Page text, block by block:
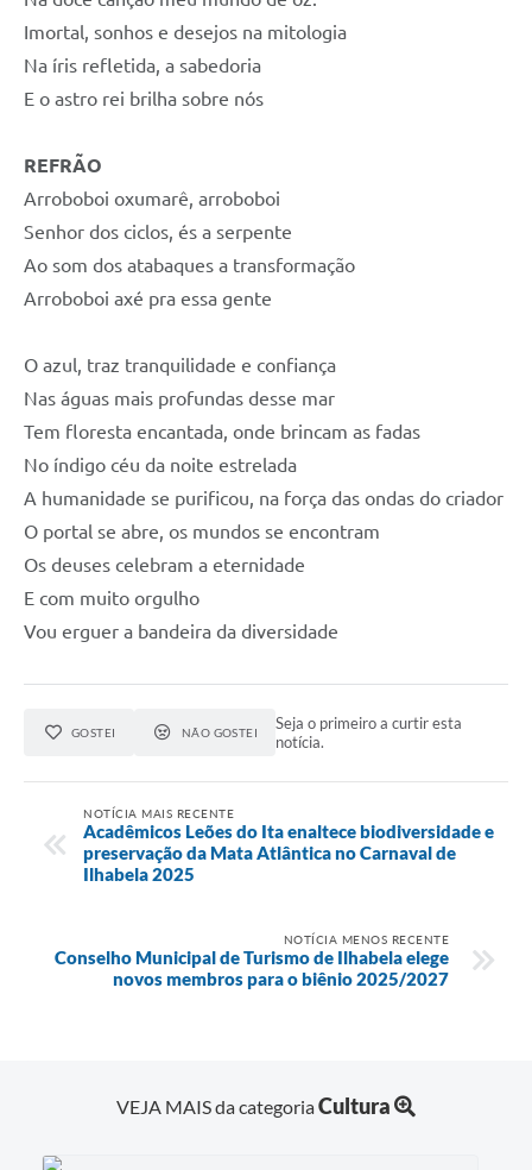
Imortal, sonhos e desejos na mitologia
Na íris refletida, a sabedoria
E o astro rei brilha sobre nós
REFRÃO
Arroboboi oxumarê, arroboboi
Senhor dos ciclos, és a serpente
Ao som dos atabaques a transformação
Arroboboi axé pra essa gente
O azul, traz tranquilidade e confiança
Nas águas mais profundas desse mar
Tem floresta encantada, onde brincam as fadas
No índigo céu da noite estrelada
A humanidade se purificou, na força das ondas do criador
O portal se abre, os mundos se encontram
Os deuses celebram a eternidade
E com muito orgulho
Vou erguer a bandeira da diversidade
GOSTEI NÃO GOSTEI
Seja o primeiro a curtir esta
notícia.
NOTÍCIA MAIS RECENTE
Acadêmicos Leões do Ita enaltece biodiversidade e
preservação da Mata Atlântica no Carnaval de
Ilhabela 2025
NOTÍCIA MENOS RECENTE
Conselho Municipal de Turismo de Ilhabela elege
novos membros para o biênio 2025/2027
VEJA MAIS da categoriaCultura